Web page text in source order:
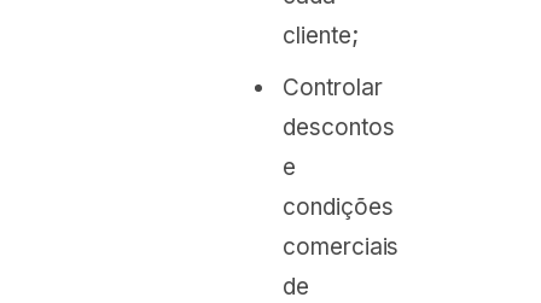
cliente;
Controlar
descontos
e
condições
comerciais
de